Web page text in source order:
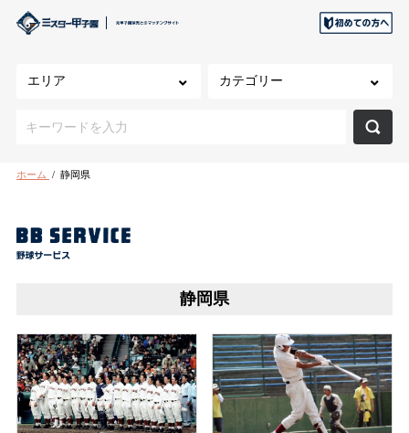
ホーム / 静岡県
静岡県